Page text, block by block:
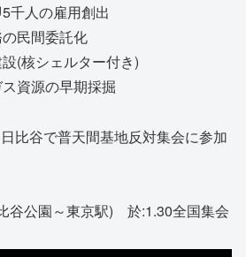
千人の雇用創出
民間委託化
(核シェルター付き)
資源の早期採掘
比谷で普天間基地反対集会に参加
谷公園～東京駅) 於:1.30全国集会